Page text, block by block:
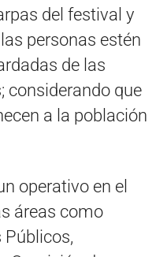
del festival y
personas estén
de las
considerando que
a la población
operativo en el
áreas como
Públicos,